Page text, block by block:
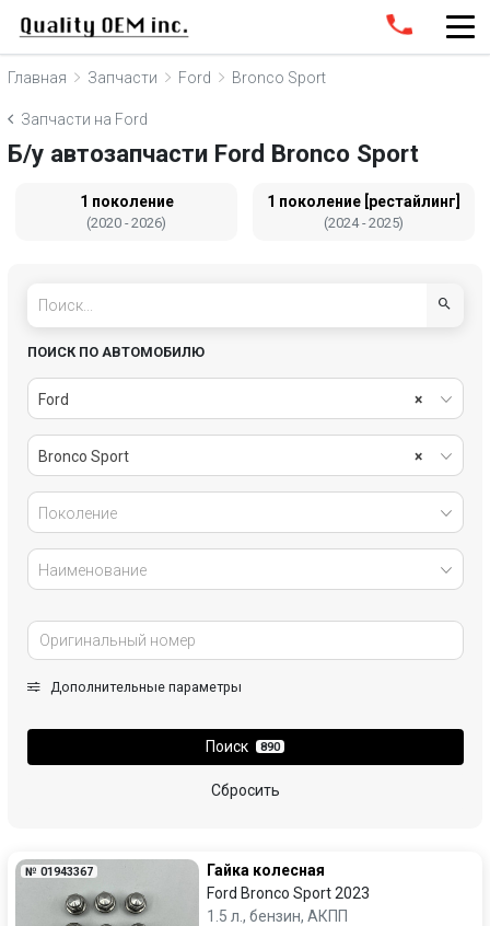
Главная Запчасти Ford Bronco Sport
Запчасти на Ford
Б/у автозапчасти Ford Bronco Sport
1 поколение
(2020 - 2026)
1 поколение [рестайлинг]
(2024 - 2025)
ПОИСК ПО АВТОМОБИЛЮ
×
Ford
×
Bronco Sport
Поколение
Наименование
Дополнительные параметры
Поиск 890
Сбросить
№ 01943367
Гайка колесная
Ford Bronco Sport 2023
1.5 л., бензин, АКПП